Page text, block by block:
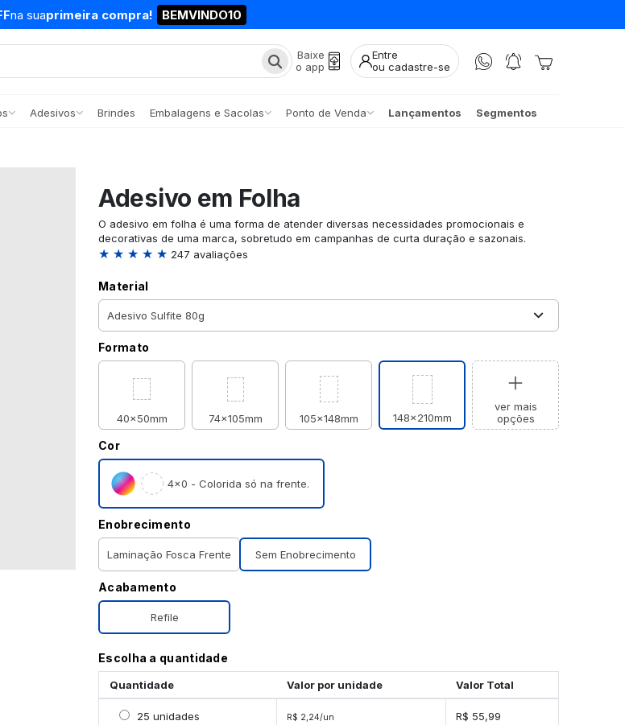
na suaprimeira compra! BEMVINDO10
Baixe
o app
Entre
ou cadastre-se
Adesivos Brindes Embalagens e Sacolas Ponto de Venda Lançamentos Segmentos
Adesivo em Folha
O adesivo em folha é uma forma de atender diversas necessidades promocionais e
decorativas de uma marca, sobretudo em campanhas de curta duração e sazonais.
★ ★ ★ ★ ★ 247 avaliações
Material
Formato
40x50mm 74x105mm 105x148mm 148x210mm
ver mais
opções
Cor
4×0 - Colorida só na frente.
Enobrecimento
Laminação Fosca Frente Sem Enobrecimento
Acabamento
Refile
Escolha a quantidade
Quantidade Valor por unidade Valor Total
Selecionar 25 unidades
25 unidades R$ 2,24/un R$ 55,99